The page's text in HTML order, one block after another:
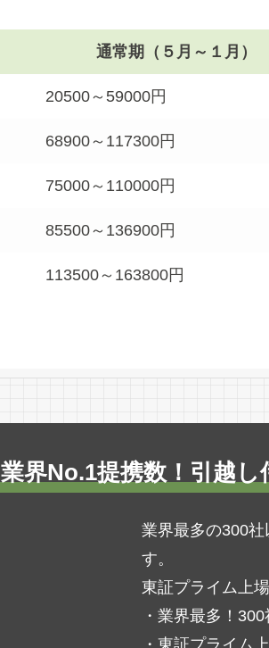
通常期（５月～１月）
20500～59000円
68900～117300円
75000～110000円
85500～136900円
113500～163800円
業界No.1提携数！引越し
業界最多の300
す。
東証プライム上
・業界最多！